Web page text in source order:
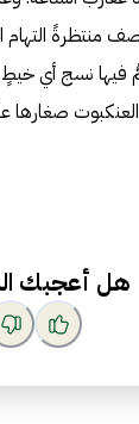
منتظرةً التهام
نسج أي خيطٍ.
صغارها
هل أعجبك